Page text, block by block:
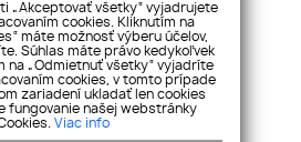
„Akceptovať všetky“ vyjadrujete
cookies. Kliknutím na
máte možnosť výberu účelov,
Súhlas máte právo kedykoľvek
na „Odmietnuť všetky“ vyjadríte
cookies, v tomto prípade
zariadení ukladať len cookies
fungovanie našej webstránky
Viac info